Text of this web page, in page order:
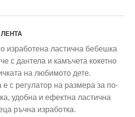
изработена ластична бебешка
с дантела и камъчета кокетно
на любимото дете.
е с регулатор на размера за по-
удобна и ефектна ластична
ръчна изработка.